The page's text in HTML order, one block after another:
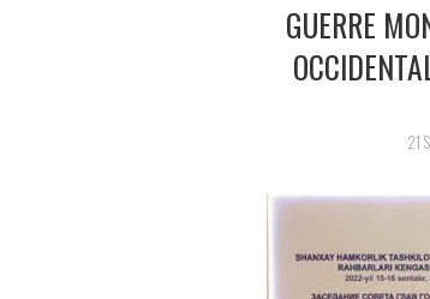
GUERRE
21